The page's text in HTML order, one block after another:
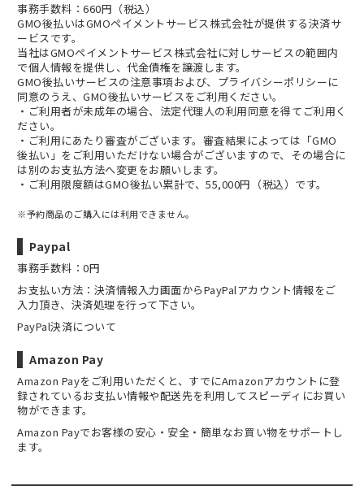
事務手数料：660円（税込）
GMO後払いはGMOペイメントサービス株式会社が提供する決済サ
ービスです。
当社はGMOペイメントサービス株式会社に対しサービスの範囲内
で個人情報を提供し、代金債権を譲渡します。
GMO後払いサービスの注意事項および、 プライバシーポリシーに
同意のうえ、GMO後払いサービスをご利用ください。
・ご利用者が未成年の場合、法定代理人の利用同意を得てご利用く
ださい。
・ご利用にあたり審査がございます。審査結果によっては「GMO
後払い」をご利用いただけない場合がございますので、その場合に
は別のお支払方法へ変更をお願いします。
・ご利用限度額はGMO後払い累計で、55,000円（税込）です。
※予約商品のご購入には利用できません。
Paypal
事務手数料：0円
お支払い方法：決済情報入力画面からPayPalアカウント情報をご
入力頂き、決済処理を行って下さい。
PayPal決済について
Amazon Pay
Amazon Payをご利用いただくと、すでにAmazonアカウントに登
録されているお支払い情報や配送先を利用してスピーディにお買い
物ができます。
Amazon Payでお客様の安心・安全・簡単なお買い物をサポートし
ます。